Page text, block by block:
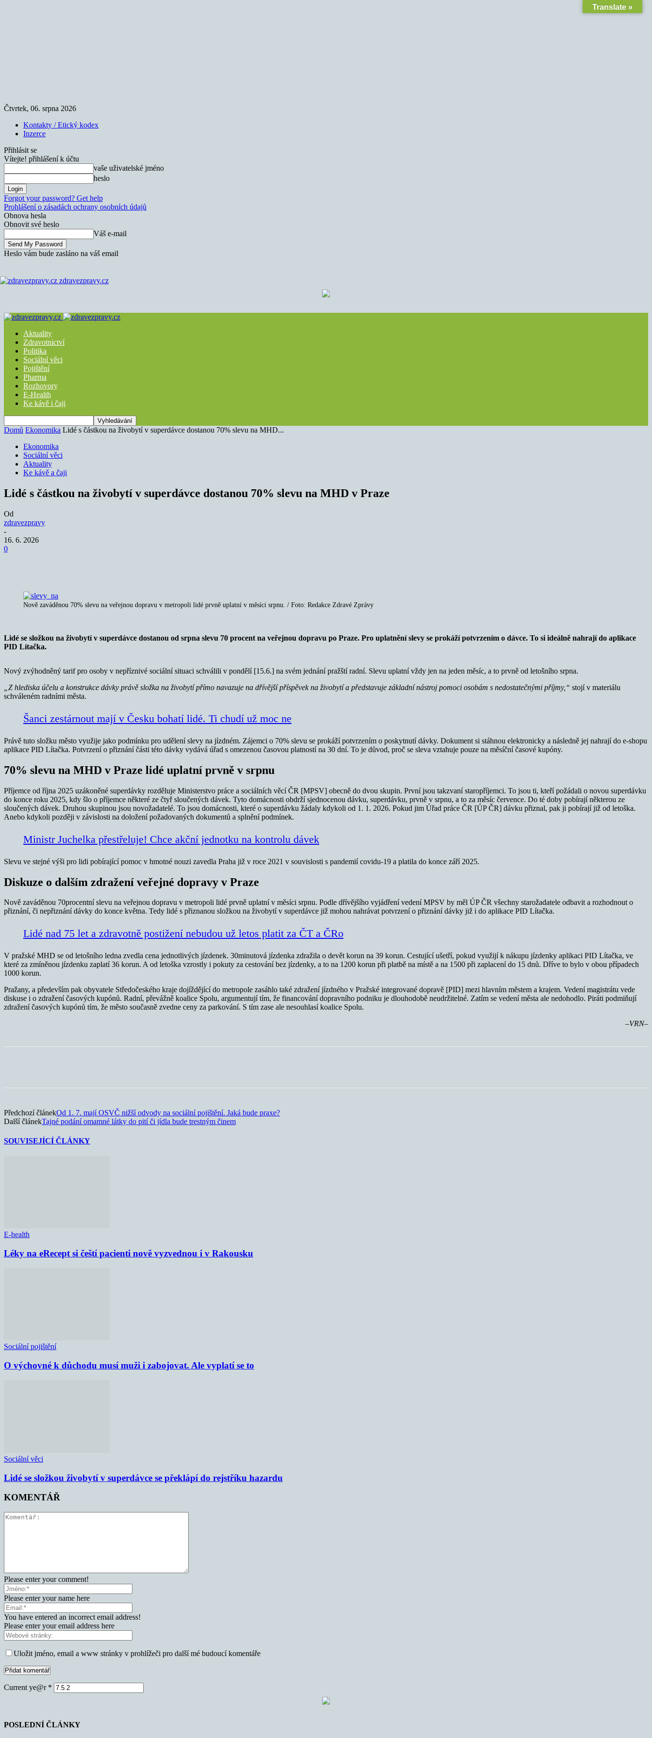
Čtvrtek, 06. srpna 2026
Kontakty / Etický kodex
Inzerce
Přihlásit se
Vítejte! přihlášení k účtu
vaše uživatelské jméno
heslo
Forgot your password? Get help
Prohlášení o zásadách ochrany osobních údajů
Obnova hesla
Obnovit své heslo
Váš e-mail
Heslo vám bude zasláno na váš email
zdravezpravy.cz
Aktuality
Zdravotnictví
Politika
Sociální věci
Pojištění
Pharma
Rozhovory
E-Health
Ke kávě i čaji
Domů Ekonomika Lidé s částkou na živobytí v superdávce dostanou 70% slevu na MHD...
Ekonomika
Sociální věci
Aktuality
Ke kávě a čaji
Lidé s částkou na živobytí v superdávce dostanou 70% slevu na MHD v Praze
Od
zdravezpravy
-
16. 6. 2026
0
Nově zaváděnou 70% slevu na veřejnou dopravu v metropoli lidé prvně uplatní v měsíci srpnu. / Foto: Redakce Zdravé Zprávy
Lidé se složkou na živobytí v superdávce dostanou od srpna slevu 70 procent na veřejnou dopravu po Praze. Pro uplatnění slevy se prokáží potvrzením o dávce. To si ideálně nahrají do aplikace
PID Lítačka.
Nový zvýhodněný tarif pro osoby v nepříznivé sociální situaci schválili v pondělí [15.6.] na svém jednání pražští radní. Slevu uplatní vždy jen na jeden měsíc, a to prvně od letošního srpna.
„Z hlediska účelu a konstrukce dávky právě složka na živobytí přímo navazuje na dřívější příspěvek na živobytí a představuje základní nástroj pomoci osobám s nedostatečnými příjmy,“ stojí v materiálu
schváleném radními města.
Šanci zestárnout mají v Česku bohatí lidé. Ti chudí už moc ne
Právě tuto složku město využije jako podmínku pro udělení slevy na jízdném. Zájemci o 70% slevu se prokáží potvrzením o poskytnutí dávky. Dokument si stáhnou elektronicky a následně jej nahrají do e-shopu
aplikace PID Lítačka. Potvrzení o přiznání části této dávky vydává úřad s omezenou časovou platností na 30 dní. To je důvod, proč se sleva vztahuje pouze na měsíční časové kupóny.
70% slevu na MHD v Praze lidé uplatní prvně v srpnu
Příjemce od října 2025 uzákoněné superdávky rozděluje Ministerstvo práce a sociálních věcí ČR [MPSV] obecně do dvou skupin. První jsou takzvaní staropříjemci. To jsou ti, kteří požádali o novou superdávku
do konce roku 2025, kdy šlo o příjemce některé ze čtyř sloučených dávek. Tyto domácnosti obdrží sjednocenou dávku, superdávku, prvně v srpnu, a to za měsíc července. Do té doby pobírají některou ze
sloučených dávek. Druhou skupinou jsou novožadatelé. To jsou domácnosti, které o superdávku žádaly kdykoli od 1. 1. 2026. Pokud jim Úřad práce ČR [ÚP ČR] dávku přiznal, pak ji pobírají již od letoška.
Anebo kdykoli později v závislosti na doložení požadovaných dokumentů a splnění podmínek.
Ministr Juchelka přestřeluje! Chce akční jednotku na kontrolu dávek
Slevu ve stejné výši pro lidi pobírající pomoc v hmotné nouzi zavedla Praha již v roce 2021 v souvislosti s pandemií covidu-19 a platila do konce září 2025.
Diskuze o dalším zdražení veřejné dopravy v Praze
Nově zaváděnou 70procentní slevu na veřejnou dopravu v metropoli lidé prvně uplatní v měsíci srpnu. Podle dřívějšího vyjádření vedení MPSV by měl ÚP ČR všechny starožadatele odbavit a rozhodnout o
přiznání, či nepřiznání dávky do konce května. Tedy lidé s přiznanou složkou na živobytí v superdávce již mohou nahrávat potvrzení o přiznání dávky již i do aplikace PID Lítačka.
Lidé nad 75 let a zdravotně postižení nebudou už letos platit za ČT a ČRo
V pražské MHD se od letošního ledna zvedla cena jednotlivých jízdenek. 30minutová jízdenka zdražila o devět korun na 39 korun. Cestující ušetří, pokud využijí k nákupu jízdenky aplikaci PID Lítačka, ve
které za zmíněnou jízdenku zaplatí 36 korun. A od letoška vzrostly i pokuty za cestování bez jízdenky, a to na 1200 korun při platbě na místě a na 1500 při zaplacení do 15 dnů. Dříve to bylo v obou případech
1000 korun.
Pražany, a především pak obyvatele Středočeského kraje dojíždějící do metropole zasáhlo také zdražení jízdného v Pražské integrované dopravě [PID] mezi hlavním městem a krajem. Vedení magistrátu vede
diskuse i o zdražení časových kupónů. Radní, převážně koalice Spolu, argumentují tím, že financování dopravního podniku je dlouhodobě neudržitelné. Zatím se vedení města ale nedohodlo. Piráti podmiňují
zdražení časových kupónů tím, že město současně zvedne ceny za parkování. S tím zase ale nesouhlasí koalice Spolu.
–VRN–
Předchozí článekOd 1. 7. mají OSVČ nižší odvody na sociální pojištění. Jaká bude praxe?
Další článekTajné podání omamné látky do pití či jídla bude trestným činem
SOUVISEJÍCÍ ČLÁNKY
E-health
Léky na eRecept si čeští pacienti nově vyzvednou i v Rakousku
Sociální pojištění
O výchovné k důchodu musí muži i zabojovat. Ale vyplatí se to
Sociální věci
Lidé se složkou živobytí v superdávce se překlápí do rejstříku hazardu
KOMENTÁŘ
Please enter your comment!
Please enter your name here
You have entered an incorrect email address!
Please enter your email address here
Uložit jméno, email a www stránky v prohlížeči pro další mé budoucí komentáře
Current ye@r *
POSLEDNÍ ČLÁNKY
Translate »